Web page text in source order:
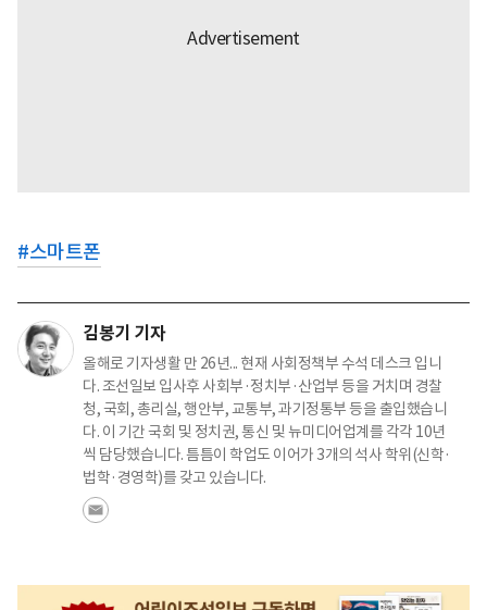
#스마트폰
김봉기 기자
올해로 기자생활 만 26년... 현재 사회정책부 수석 데스크 입니
다. 조선일보 입사후 사회부·정치부·산업부 등을 거치며 경찰
청, 국회, 총리실, 행안부, 교통부, 과기정통부 등을 출입했습니
다. 이 기간 국회 및 정치권, 통신 및 뉴미디어업계를 각각 10년
씩 담당했습니다. 틈틈이 학업도 이어가 3개의 석사 학위(신학·
법학·경영학)를 갖고 있습니다.